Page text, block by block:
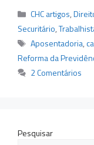
Categorias
CHC artigos,
Securitário,
Tags
Aposentadoria,
Reforma da
2 Comentários
Pesquisar